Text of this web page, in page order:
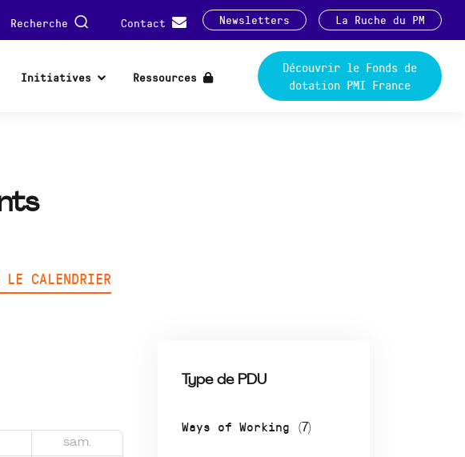
Recherche Contact Newsletters La Ruche du PM
Initiatives Ressources
Découvrir le Fonds de
dotation PMI France
LE CALENDRIER
Type de PDU
Ways of Working (7)
sam.